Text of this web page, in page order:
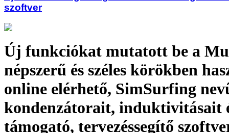
szoftver
Új funkciókat mutatott be a
népszerű és széles körökben
online elérhető, SimSurfing
kondenzátorait, induktivitásait
támogató, tervezéssegítő